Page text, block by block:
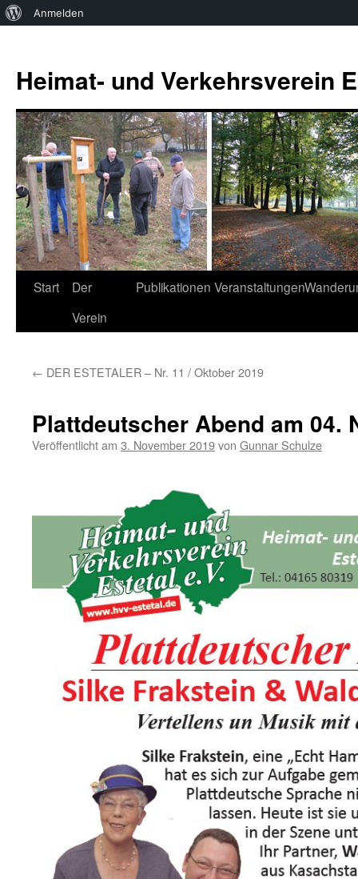
Über
Anmelden
springen
Heimat- und Verkehrsverein
Start
Der
Verein
Publikationen Veranstaltungen
← DER ESTETALER – Nr. 11 / Oktober 2019
Plattdeutscher Abend am 04.
Veröffentlicht am 3. November 2019von Gunnar Schulze